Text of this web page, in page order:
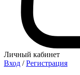
Личный кабинет
Вход / Регистрация